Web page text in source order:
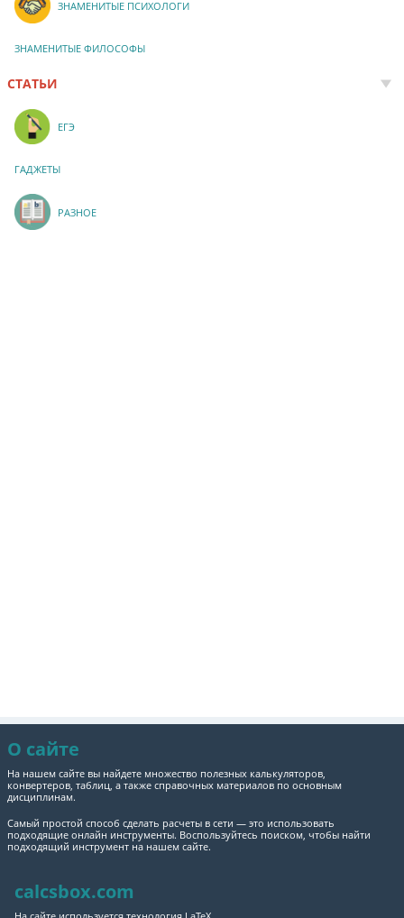
ЗНАМЕНИТЫЕ ПСИХОЛОГИ
ЗНАМЕНИТЫЕ ФИЛОСОФЫ
СТАТЬИ
ЕГЭ
ГАДЖЕТЫ
РАЗНОЕ
О сайте
На нашем сайте вы найдете множество полезных калькуляторов,
конвертеров, таблиц, а также справочных материалов по основным
дисциплинам.
Самый простой способ сделать расчеты в сети — это использовать
подходящие онлайн инструменты. Воспользуйтесь поиском, чтобы найти
подходящий инструмент на нашем сайте.
calcsbox.com